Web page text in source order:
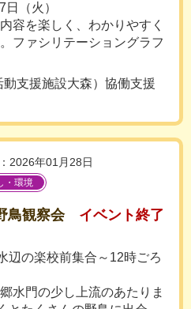
（火）
容を楽しく、わかりやすく
ファシリテーショングラフ
支援施設大森）協働支援
2026年01月28日
・環境
鳥観察会 イベント終了
辺の楽校前集合～12時ごろ
水門の少し上流のあたりま